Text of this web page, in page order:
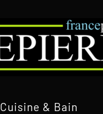
Cuisine & Bain